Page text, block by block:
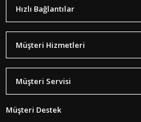
Hızlı Bağlantılar
Müşteri Hizmetleri
Müşteri Servisi
Müşteri Destek